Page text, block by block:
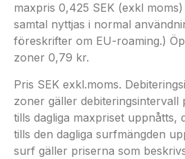
maxpris 0,425 SEK (exkl
samtal nyttjas i normal
föreskrifter om EU-roaming.)
zoner 0,79 kr.
Pris SEK exkl.moms.
zoner gäller debiteringsintervall
tills dagliga maxpriset
tills den dagliga surfmängden
surf gäller priserna som